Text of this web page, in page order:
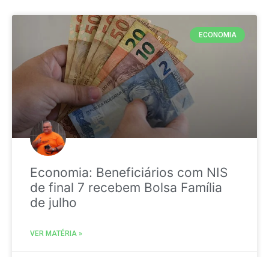
ECONOMIA
Economia: Beneficiários com NIS
de final 7 recebem Bolsa Família
de julho
VER MATÉRIA »